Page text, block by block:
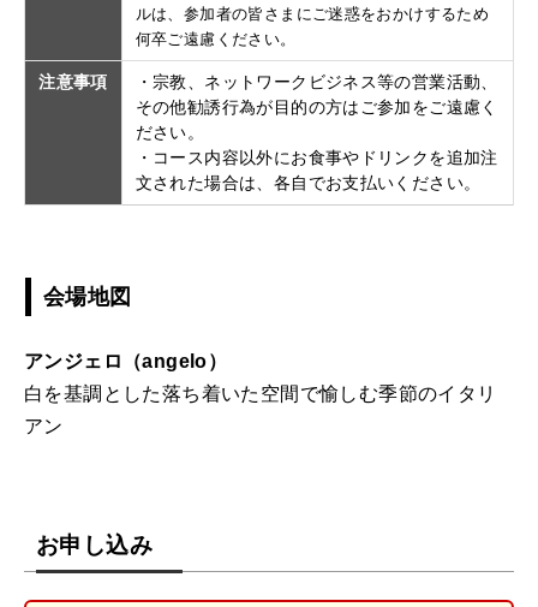
ルは、参加者の皆さまにご迷惑をおかけするため
何卒ご遠慮ください。
注意事項
・宗教、ネットワークビジネス等の営業活動、
その他勧誘行為が目的の方はご参加をご遠慮く
ださい。
・コース内容以外にお食事やドリンクを追加注
文された場合は、各自でお支払いください。
会場地図
アンジェロ（angelo）
白を基調とした落ち着いた空間で愉しむ季節のイタリ
アン
お申し込み